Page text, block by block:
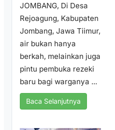
JOMBANG, Di Desa
Rejoagung, Kabupaten
Jombang, Jawa Tiimur,
air bukan hanya
berkah, melainkan juga
pintu pembuka rezeki
baru bagi warganya ...
Baca Selanjutnya